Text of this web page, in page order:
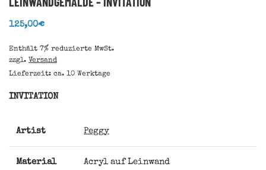
125,00€
Enthält 7% reduzierte MwSt.
zzgl. Versand
Lieferzeit: ca. 10 Werktage
INVITATION
Artist Peggy
Material Acryl auf Leinwand